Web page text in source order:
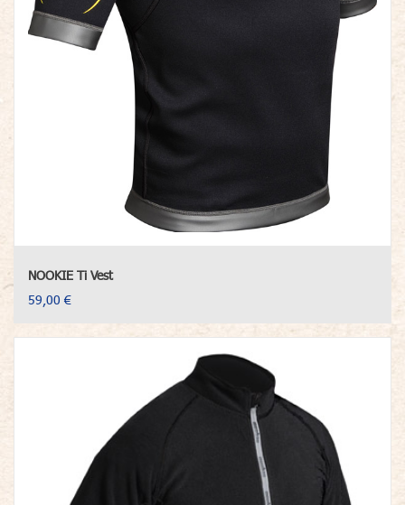
NOOKIE Ti Vest
59,00 €